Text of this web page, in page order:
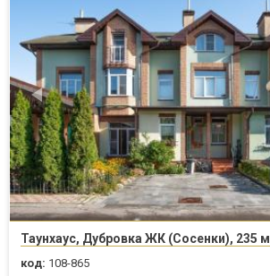
Таунхаус, Дубровка ЖК (Сосенки), 235 м
код: 108-865